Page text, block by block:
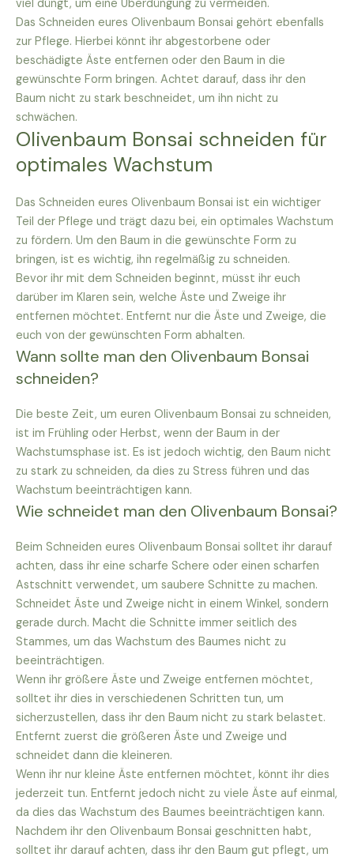
viel düngt, um eine Überdüngung zu vermeiden.
Das Schneiden eures Olivenbaum Bonsai gehört ebenfalls
zur Pflege. Hierbei könnt ihr abgestorbene oder
beschädigte Äste entfernen oder den Baum in die
gewünschte Form bringen. Achtet darauf, dass ihr den
Baum nicht zu stark beschneidet, um ihn nicht zu
schwächen.
Olivenbaum Bonsai schneiden für
optimales Wachstum
Das Schneiden eures Olivenbaum Bonsai ist ein wichtiger
Teil der Pflege und trägt dazu bei, ein optimales Wachstum
zu fördern. Um den Baum in die gewünschte Form zu
bringen, ist es wichtig, ihn regelmäßig zu schneiden.
Bevor ihr mit dem Schneiden beginnt, müsst ihr euch
darüber im Klaren sein, welche Äste und Zweige ihr
entfernen möchtet. Entfernt nur die Äste und Zweige, die
euch von der gewünschten Form abhalten.
Wann sollte man den Olivenbaum Bonsai
schneiden?
Die beste Zeit, um euren Olivenbaum Bonsai zu schneiden,
ist im Frühling oder Herbst, wenn der Baum in der
Wachstumsphase ist. Es ist jedoch wichtig, den Baum nicht
zu stark zu schneiden, da dies zu Stress führen und das
Wachstum beeinträchtigen kann.
Wie schneidet man den Olivenbaum Bonsai?
Beim Schneiden eures Olivenbaum Bonsai solltet ihr darauf
achten, dass ihr eine scharfe Schere oder einen scharfen
Astschnitt verwendet, um saubere Schnitte zu machen.
Schneidet Äste und Zweige nicht in einem Winkel, sondern
gerade durch. Macht die Schnitte immer seitlich des
Stammes, um das Wachstum des Baumes nicht zu
beeinträchtigen.
Wenn ihr größere Äste und Zweige entfernen möchtet,
solltet ihr dies in verschiedenen Schritten tun, um
sicherzustellen, dass ihr den Baum nicht zu stark belastet.
Entfernt zuerst die größeren Äste und Zweige und
schneidet dann die kleineren.
Wenn ihr nur kleine Äste entfernen möchtet, könnt ihr dies
jederzeit tun. Entfernt jedoch nicht zu viele Äste auf einmal,
da dies das Wachstum des Baumes beeinträchtigen kann.
Nachdem ihr den Olivenbaum Bonsai geschnitten habt,
solltet ihr darauf achten, dass ihr den Baum gut pflegt, um